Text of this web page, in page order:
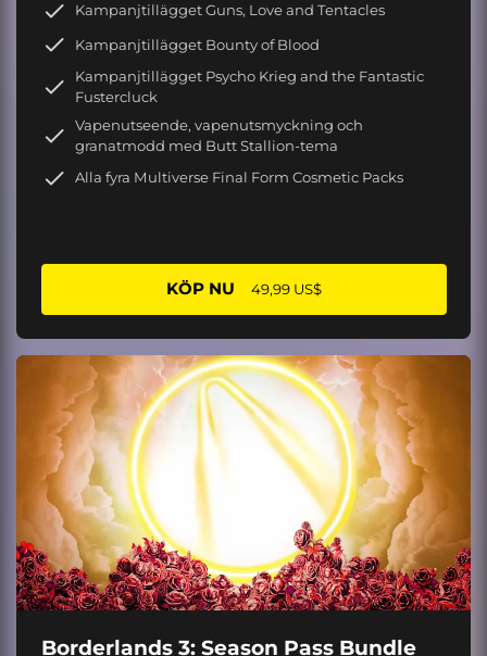
Kampanjtillägget Guns, Love and Tentacles
Kampanjtillägget Bounty of Blood
Kampanjtillägget Psycho Krieg and the Fantastic
Fustercluck
Vapenutseende, vapenutsmyckning och
granatmodd med Butt Stallion-tema
Alla fyra Multiverse Final Form Cosmetic Packs
KÖP NU 49,99 US$
Borderlands 3: Season Pass Bundle